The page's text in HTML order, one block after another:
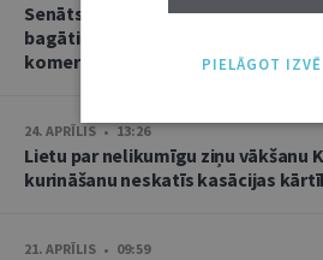
Senāts: nav pamata apšaubīt
bagātinātāju reklamēšana
komercprakse
24. APRĪLIS • 13:26
Lietu par nelikumīgu ziņu vākšanu
kurināšanu neskatīs kasācijas
21. APRĪLIS • 09:59
PIELĀGOT